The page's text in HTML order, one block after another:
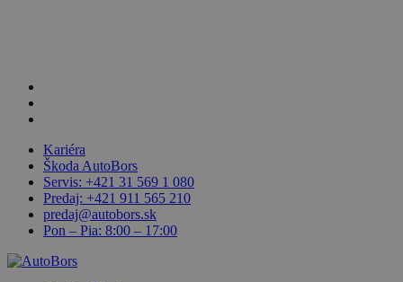
Kariéra
Škoda AutoBors
Servis: +421 31 569 1 080
Predaj: +421 911 565 210
predaj@autobors.sk
Pon – Pia: 8:00 – 17:00